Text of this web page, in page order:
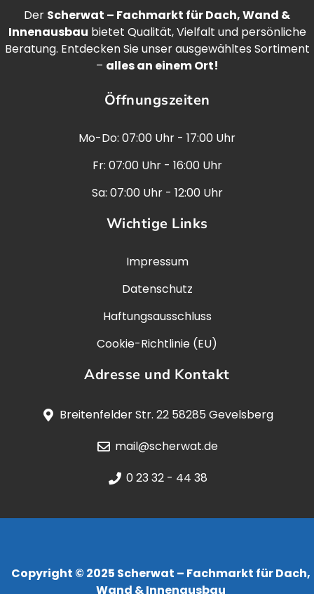
Der Scherwat – Fachmarkt für Dach, Wand &
Innenausbau bietet Qualität, Vielfalt und persönliche
Beratung. Entdecken Sie unser ausgewähltes Sortiment
– alles an einem Ort!
Öffnungszeiten
Mo-Do: 07:00 Uhr - 17:00 Uhr
Fr: 07:00 Uhr - 16:00 Uhr
Sa: 07:00 Uhr - 12:00 Uhr
Wichtige Links
Impressum
Datenschutz
Haftungsausschluss
Cookie-Richtlinie (EU)
Adresse und Kontakt
Breitenfelder Str. 22 58285 Gevelsberg
mail@scherwat.de
0 23 32 - 44 38
Copyright © 2025 Scherwat – Fachmarkt für Dach,
Wand & Innenausbau